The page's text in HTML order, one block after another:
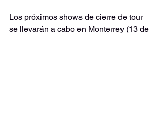
Los próximos shows de cierre de tour
se llevarán a cabo en Monterrey (13 de